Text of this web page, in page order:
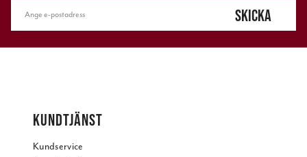
SKICKA
KUNDTJÄNST
Kundservice